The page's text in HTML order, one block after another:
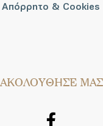
Απόρρητο & Cookies
AΚΟΛΟΥΘΗΣΕ ΜΑΣ